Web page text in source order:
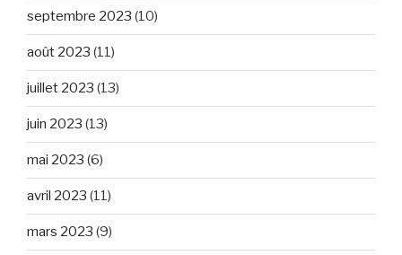
septembre 2023 (10)
août 2023 (11)
juillet 2023 (13)
juin 2023 (13)
mai 2023 (6)
avril 2023 (11)
mars 2023 (9)